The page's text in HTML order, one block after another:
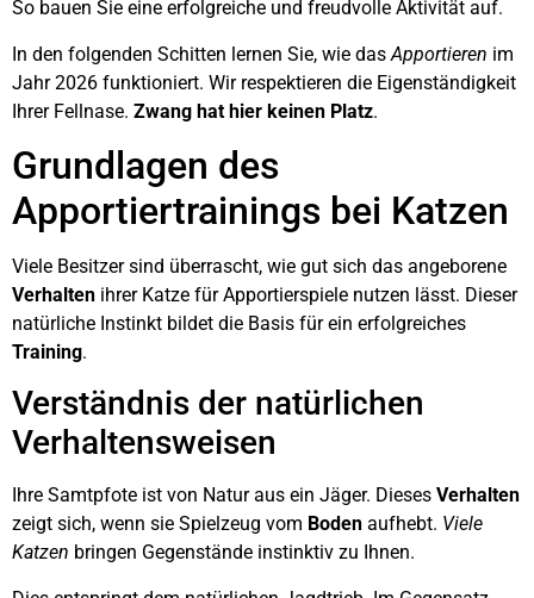
So bauen Sie eine erfolgreiche und freudvolle Aktivität auf.
In den folgenden Schitten lernen Sie, wie das Apportieren im
Jahr 2026 funktioniert. Wir respektieren die Eigenständigkeit
Ihrer Fellnase. Zwang hat hier keinen Platz.
Grundlagen des
Apportiertrainings bei Katzen
Viele Besitzer sind überrascht, wie gut sich das angeborene
Verhalten ihrer Katze für Apportierspiele nutzen lässt. Dieser
natürliche Instinkt bildet die Basis für ein erfolgreiches
Training.
Verständnis der natürlichen
Verhaltensweisen
Ihre Samtpfote ist von Natur aus ein Jäger. Dieses Verhalten
zeigt sich, wenn sie Spielzeug vom Boden aufhebt. Viele
Katzen bringen Gegenstände instinktiv zu Ihnen.